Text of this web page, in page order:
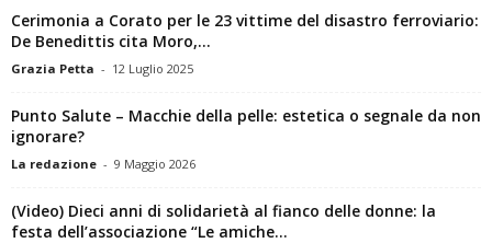
Cerimonia a Corato per le 23 vittime del disastro ferroviario:
De Benedittis cita Moro,...
Grazia Petta - 12 Luglio 2025
Punto Salute – Macchie della pelle: estetica o segnale da non
ignorare?
La redazione - 9 Maggio 2026
(Video) Dieci anni di solidarietà al fianco delle donne: la
festa dell’associazione “Le amiche...